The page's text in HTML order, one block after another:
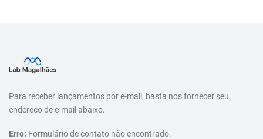
Para receber lançamentos por e-mail, basta nos fornecer seu
endereço de e-mail abaixo.
Erro: Formulário de contato não encontrado.